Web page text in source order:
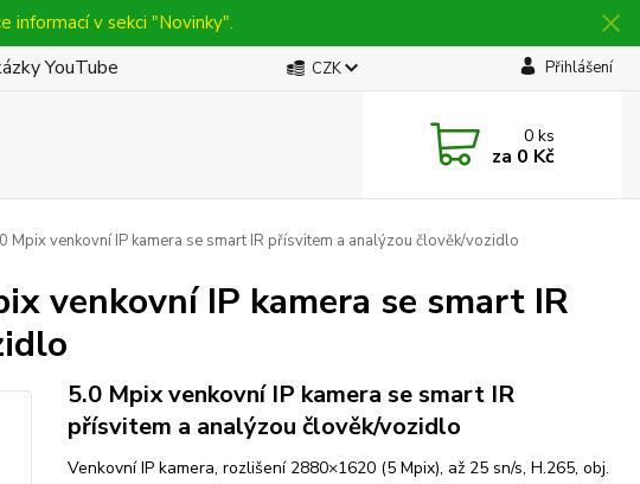
informací v sekci "Novinky".
YouTube CZK Přihlášení
0 ks
za 0 Kč
Mpix venkovní IP kamera se smart IR přísvitem a analýzou člověk/vozidlo
venkovní IP kamera se smart IR
5.0 Mpix venkovní IP kamera se smart IR
přísvitem a analýzou člověk/vozidlo
Venkovní IP kamera, rozlišení 2880×1620 (5 Mpix), až 25 sn/s, H.265, obj.